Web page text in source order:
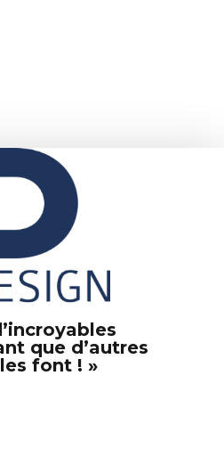
que d’autres
font ! »